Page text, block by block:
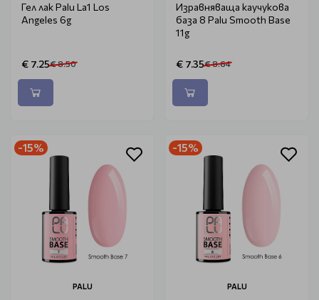
Гел лак Palu La1 Los
Angeles 6g
€ 7.25€ 8.50
Изравняваща каучукова
база 8 Palu Smooth Base
11g
€ 7.35€ 8.64
-15%
PALU
-15%
PALU